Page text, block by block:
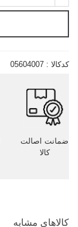
کدکالا : 05604007
ضمانت اصالت
کالا
کالاهای مشابه